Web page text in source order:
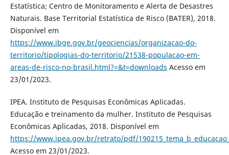
Estatística; Centro de Monitoramento e Alerta de Desastres
Naturais. Base Territorial Estatística de Risco (BATER), 2018.
Disponível em
https://www.ibge.gov.br/geociencias/organizacao-do-
territorio/tipologias-do-territorio/21538-populacao-em-
areas-de-risco-no-brasil.html?=&t=downloads Acesso em
23/01/2023.
IPEA. Instituto de Pesquisas Econômicas Aplicadas.
Educação e treinamento da mulher. Instituto de Pesquisas
Econômicas Aplicadas, 2018. Disponível em
https://www.ipea.gov.br/retrato/pdf/
Acesso em 23/01/2023.